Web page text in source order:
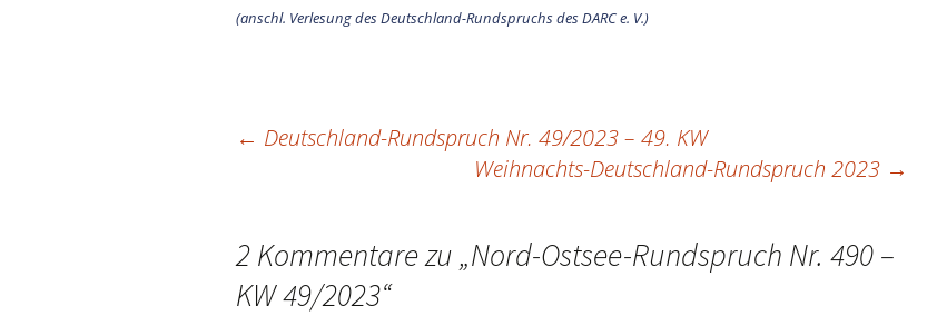
(anschl. Verlesung des Deutschland-Rundspruchs des DARC e. V.)
Beitragsnavigation
← Deutschland-Rundspruch Nr. 49/2023 – 49. KW
Weihnachts-Deutschland-Rundspruch 2023 →
2 Kommentare zu „Nord-Ostsee-Rundspruch Nr. 490 –
KW 49/2023“